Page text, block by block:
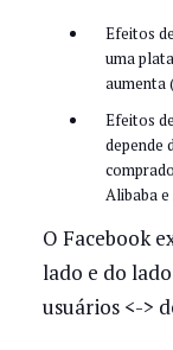
Efeitos
uma
aumenta
Efeitos
depende
Alibaba
O Facebook
lado e do
usuários <->